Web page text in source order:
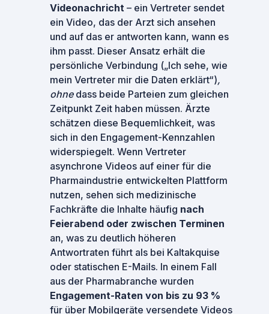
Videonachricht – ein Vertreter sendet
ein Video, das der Arzt sich ansehen
und auf das er antworten kann, wann es
ihm passt. Dieser Ansatz erhält die
persönliche Verbindung („Ich sehe, wie
mein Vertreter mir die Daten erklärt“),
ohnedass beide Parteien zum gleichen
Zeitpunkt Zeit haben müssen. Ärzte
schätzen diese Bequemlichkeit, was
sich in den Engagement-Kennzahlen
widerspiegelt. Wenn Vertreter
asynchrone Videos auf einer für die
Pharmaindustrie entwickelten Plattform
nutzen, sehen sich medizinische
Fachkräfte die Inhalte häufig nach
Feierabend oder zwischen Terminen
an, was zu deutlich höheren
Antwortraten führt als bei Kaltakquise
oder statischen E-Mails. In einem Fall
aus der Pharmabranche wurden
Engagement-Raten von bis zu 93 %
für über Mobilgeräte versendete Videos